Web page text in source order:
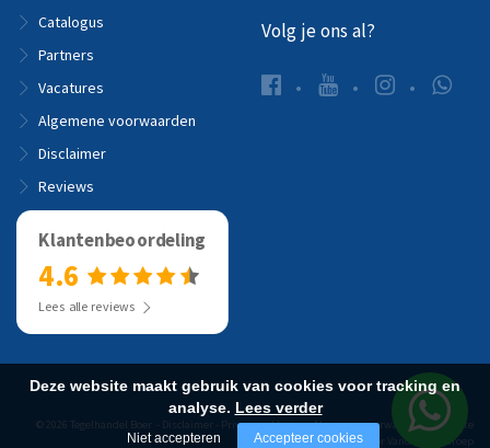
Catalogus
Partners
Vacatures
Algemene voorwaarden
Disclaimer
Reviews
Volg je ons al?
Klantenbeoordeling
4.6
Lees alle reviews
© 2026 Tegelhandel Boer - Privacyverklaring-Algemene voorwaarden -Website
realisatie door Vanderperk Groep
Deze website maakt gebruik van cookies voor tracking en
analyse. Lees verder
Niet accepteren Accepteer cookies